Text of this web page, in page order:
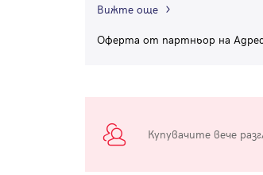
Вижте още
Оферта от партньор на Адрес
Купувачите вече